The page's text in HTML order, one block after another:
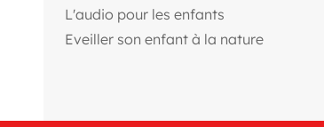
L'audio pour les enfants
Eveiller son enfant à la nature(ouvre